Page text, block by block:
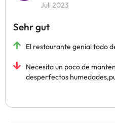
Juli 2023
Sehr gut
El restaurante genial todo
Necesita un poco de
desperfectos